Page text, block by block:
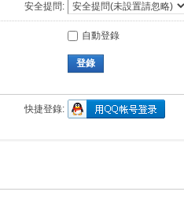
安全提問:
自動登錄
登錄
快捷登錄: